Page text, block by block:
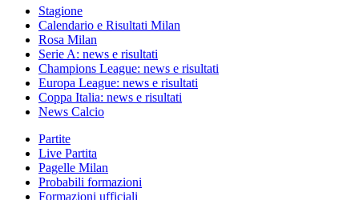
Stagione
Calendario e Risultati Milan
Rosa Milan
Serie A: news e risultati
Champions League: news e risultati
Europa League: news e risultati
Coppa Italia: news e risultati
News Calcio
Partite
Live Partita
Pagelle Milan
Probabili formazioni
Formazioni ufficiali